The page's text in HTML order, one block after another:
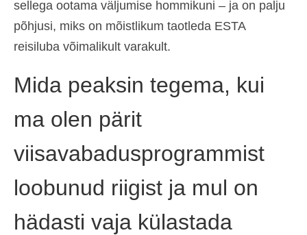
sellega ootama väljumise hommikuni – ja on palju
põhjusi, miks on mõistlikum taotleda ESTA
reisiluba võimalikult varakult.
Mida peaksin tegema, kui
ma olen pärit
viisavabadusprogrammist
loobunud riigist ja mul on
hädasti vaja külastada